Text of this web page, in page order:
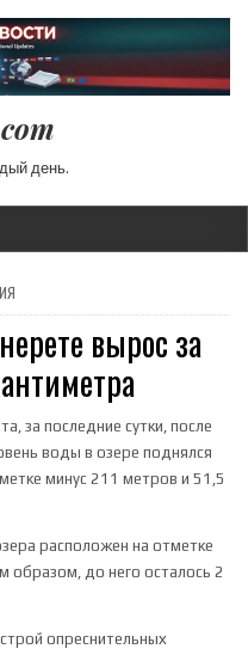
день.
IN
вырос за
за последние сутки, после
воды в озере поднялся
минус 211 метров и 51,5
расположен на отметке
образом, до него осталось 2
опреснительных